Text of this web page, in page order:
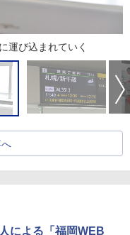
運び込まれていく
による「福岡WEB